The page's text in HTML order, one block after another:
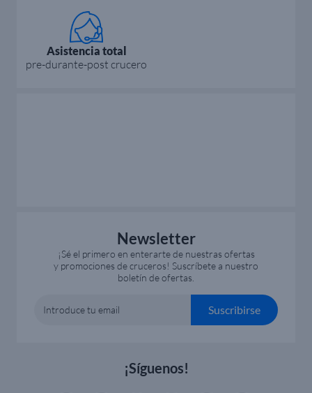
Asistencia total
pre-durante-post crucero
Newsletter
¡Sé el primero en enterarte de nuestras ofertas
y promociones de cruceros! Suscríbete a nuestro
boletín de ofertas.
Introduce tu email Suscribirse
¡Síguenos!